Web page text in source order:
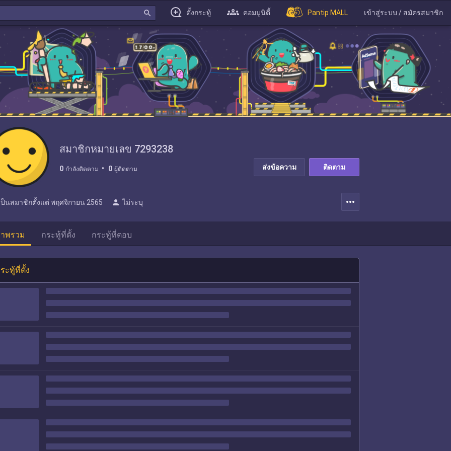
search ตั้งกระทู้ คอมมูนิตี้ Pantip MALL เข้าสู่ระบบ / สมัครสมาชิก
สมาชิกหมายเลข 7293238
0 กำลังติดตาม 0 ผู้ติดตาม ส่งข้อความ ติดตาม
ป็นสมาชิกตั้งแต่ พฤศจิกายน 2565 person ไม่ระบุ more_horiz
พรวม กระทู้ที่ตั้ง กระทู้ที่ตอบ
ะทู้ที่ตั้ง